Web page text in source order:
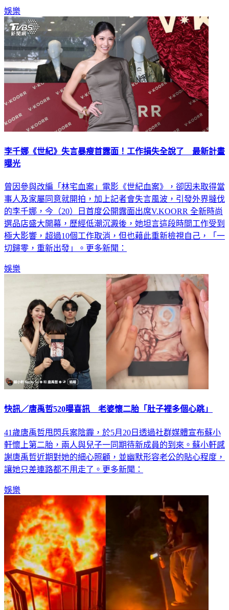
娛樂
李千娜《世紀》失言暴瘦首露面！工作損失全說了 最新計畫
曝光
曾因參與改編「林宅血案」電影《世紀血案》，卻因未取得當
事人及家屬同意就開拍，加上記者會失言風波，引發外界撻伐
的李千娜，今（20）日首度公開露面出席V.KOORR 全新時尚
選品店盛大開幕，歷經低潮沉澱後，她坦言這段時間工作受到
極大影響，超過10個工作取消，但也藉此重新檢視自己，「一
切歸零，重新出發」。更多新聞：
娛樂
快訊／唐禹哲520曝喜訊 老婆懷二胎「肚子裡多個心跳」
41歲唐禹哲甩閃兵案陰霾，於5月20日透過社群媒體宣布蘇小
軒懷上第二胎，兩人與兒子一同期待新成員的到來。蘇小軒感
謝唐禹哲近期對她的細心照顧，並幽默形容老公的貼心程度，
讓她只差連路都不用走了。更多新聞：
娛樂